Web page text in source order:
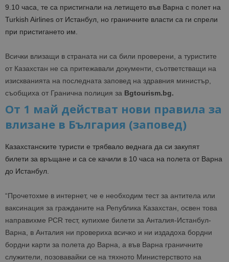
9.10 часа, те са пристигнали на летището във Варна с полет на
Turkish Airlines от Истанбул, но граничните власти са ги спрели
при пристигането им.
Всички влизащи в страната ни са били проверени, а туристите
от Казахстан не са притежавали документи, съответстващи на
изискванията на последната заповед на здравния министър,
съобщиха от Гранична полиция за Bgtourism.bg.
От 1 май действат нови правила за
влизане в България (заповед)
Казахстанските туристи е трябвало веднага да си закупят
билети за връщане и са се качили в 10 часа на полета от Варна
до Истанбул.
“Прочетохме в интернет, че е необходим тест за антитела или
ваксинация за гражданите на Република Казахстан, освен това
направихме PCR тест, купихме билети за Анталия-Истанбул-
Варна, в Анталия ни провериха всичко и ни издадоха бордни
бордни карти за полета до Варна, а във Варна граничните
служители, позовавайки се на тяхното Министерството на